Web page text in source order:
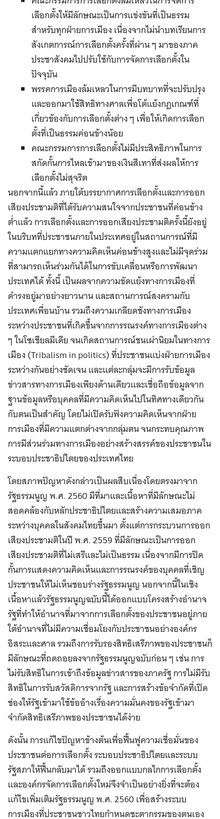
เลือกตั้งให้มีลักษณะเป็นการแข่งขันที่เป็นธรรม
สำหรับทุกฝ่ายการเมือง เนื่องจากไม่นำบทเรียนการ
สังเกตการณ์การเลือกตั้งครั้งที่ผ่าน ๆ มาของภาค
ประชาสังคมไปปรับใช้กับการจัดการเลือกตั้งใน
ปัจจุบัน
พรรคการเมืองล้มเหลวในการมีบทบาทที่จะปรับปรุง
และออกมาใช้สิทธิทางศาลเพื่อโต้แย้งกฎเกณฑ์ที่
เกี่ยวข้องกับการเลือกตั้งต่าง ๆ เพื่อให้เกิดการเลือก
ตั้งที่เป็นธรรมค่อนข้างน้อย
คณะกรรมการการเลือกตั้งไม่มีประสิทธิภาพในการ
สกัดกั้นการไหลเข้ามาของเงินสีเทาที่ส่งผลให้การ
เลือกตั้งไม่สุจริต
นอกจากนี้แล้ว ภายใต้บรรยากาศการเลือกตั้งและการออก
เสียงประชามติที่ได้รับความสนใจจากประชาชนที่ค่อนข้าง
ต่ำแล้ว การเลือกตั้งและการออกเสียงประชามติครั้งนี้ยังอยู่
ในบริบทที่ประชาชนภายในประเทศอยู่ในสถานการณ์ที่มี
ความแตกแยกทางความคิดเห็นค่อนข้างสูงและไม่มีจุดร่วม
ที่สามารถเห็นร่วมกันได้ในการขับเคลื่อนหรือการพัฒนา
ประเทศได้ ทั้งนี้ เป็นผลจากความขัดแย้งทางการเมืองที่
ดำรงอยู่มาอย่างยาวนาน และสถานการณ์สงครามกับ
ประเทศเพื่อนบ้าน รวมถึงความเกลียดชังทางการเมือง
ระหว่างประชาชนที่เกิดขึ้นจากการรณรงค์ทางการเมืองต่าง
ๆ ในโซเชียลมีเดีย จนเกิดสถานการณ์ชนเผ่านิยมในทางการ
เมือง (Tribalism in politics) ที่ประชาชนแบ่งฝ่ายการเมือง
ระหว่างกันอย่างชัดเจน และแต่ละกลุ่มจะมีการรับข้อมูล
ข่าวสารทางการเมืองเพียงด้านเดียวและเชื่อถือข้อมูลจาก
ฐานข้อมูลหรือบุคคลที่มีความคิดเห็นไปในทิศทางเดียวกัน
กับตนเป็นสำคัญ โดยไม่เปิดรับฟังความคิดเห็นจากฝ่าย
การเมืองที่มีความแตกต่างจากกลุ่มตน จนกระทบคุณภาพ
การมีส่วนร่วมทางการเมืองอย่างสร้างสรรค์ของประชาชนใน
ระบอบประชาธิปไตยของประเทศไทย
โดยสภาพปัญหาดังกล่าวเป็นผลสืบเนื่องโดยตรงมาจาก
รัฐธรรมนูญ พ.ศ. 2560 มีที่มาและเนื้อหาที่มีลักษณะไม่
สอดคล้องกับหลักประชาธิปไตยและสร้างความเสมอภาค
ระหว่างบุคคลในสังคมไทยขึ้นมา ตั้งแต่การกระบวนการออก
เสียงประชามติในปี พ.ศ. 2559 ที่มีลักษณะเป็นการออก
เสียงประชามติที่ไม่เสรีและไม่เป็นธรรม เนื่องจากมีการปิด
กั้นการแสดงความคิดเห็นและการรณรงค์ของบุคคลที่เชิญ
ประชาชนให้ไม่เห็นชอบร่างรัฐธรรมนูญ นอกจากนี้ในเชิง
เนื้อหาแล้วรัฐธรรมนูญฉบับนี้ได้ออกแบบโครงสร้างอำนาจ
รัฐที่ทำให้อำนาจที่มาจากการเลือกตั้งของประชาชนอยู่ภาย
ใต้อำนาจที่ไม่มีความเชื่อมโยงกับประชาชนอย่างองค์กร
อิสระและศาล รวมถึงการรับรองสิทธิเสรีภาพของประชาชนก็
มีลักษณะที่ถดถอยลงจากรัฐธรรมนูญฉบับก่อน ๆ เช่น การ
ไม่รับสิทธิในการเข้าถึงข้อมูลข่าวสารของภาครัฐ การไม่มีรับ
สิทธิในการรับสวัสดิการจากรัฐ และการสร้างข้อจำกัดที่เปิด
ช่องให้รัฐเข้ามาใช้ข้ออ้างเรื่องความมั่นคงของรัฐเข้ามา
จำกัดสิทธิเสรีภาพของประชาชนได้ง่าย
ดังนั้น การแก้ไขปัญหาข้างต้นเพื่อฟื้นฟูความเชื่อมั่นของ
ประชาชนต่อการเลือกตั้ง ระบอบประชาธิปไตยและระบบ
รัฐสภาให้ฟื้นกลับมาได้ รวมถึงออกแบบกลไกการเลือกตั้ง
และองค์กรจัดการเลือกตั้งใหม่จึงจำเป็นอย่างยิ่งที่จะต้อง
แก้ไขเพิ่มเติมรัฐธรรมนูญ พ.ศ. 2560 เพื่อสร้างระบบ
การเมืองที่ประชาชนชาวไทยกำหนดชะตากรรมของตนเอง